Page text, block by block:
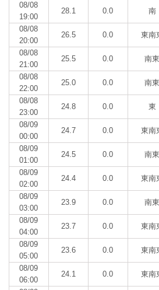
08/08
19:00
28.1 0.0 南
08/08
20:00
26.5 0.0 東南
08/08
21:00
25.5 0.0 南東
08/08
22:00
25.0 0.0 南東
08/08
23:00
24.8 0.0 東
08/09
00:00
24.7 0.0 東南
08/09
01:00
24.5 0.0 南東
08/09
02:00
24.4 0.0 東南
08/09
03:00
23.9 0.0 南東
08/09
04:00
23.7 0.0 東南
08/09
05:00
23.6 0.0 東南
08/09
06:00
24.1 0.0 東南